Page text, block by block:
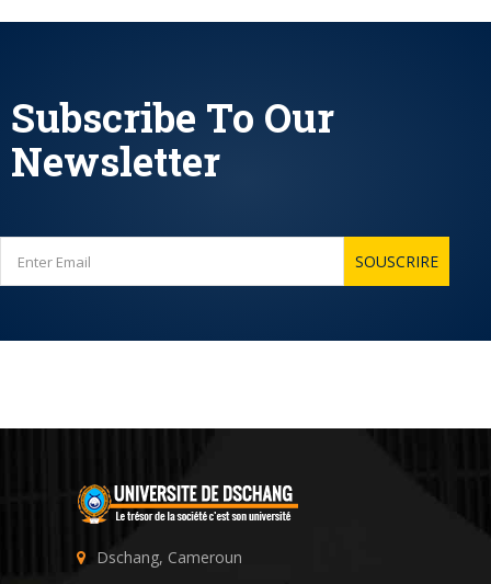
Subscribe To Our
Newsletter
Dschang, Cameroun